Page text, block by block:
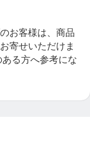
お客様は、商品
寄せいただけま
る方へ参考にな